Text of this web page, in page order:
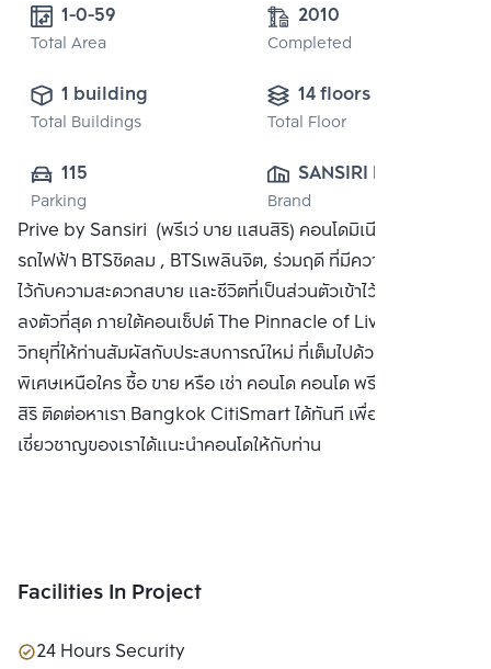
Total Area
2010
Completed
1 building
Total Buildings
14 floors
Total Floor
115
Parking
SANSIRI PUBLIC
CO., LTD.
Brand
Prive by Sansiri (พรีเว่ บาย แสนสิริ) คอนโดมิเนียมใกล้
รถไฟฟ้า BTSชิดลม , BTSเพลินจิต, ร่วมฤดี ที่มีความหรูหรา เข้า
ไว้กับความสะดวกสบาย และชีวิตที่เป็นส่วนตัวเข้าไว้ด้วยกันอย่าง
ลงตัวที่สุด ภายใต้คอนเซ็ปต์ The Pinnacle of Living บนถนน
วิทยุที่ให้ท่านสัมผัสกับประสบการณ์ใหม่ ที่เต็มไปด้วยคุณค่าที่
พิเศษเหนือใคร ซื้อ ขาย หรือ เช่า คอนโด คอนโด พรีเว่ บาย แสน
สิริ ติดต่อหาเรา Bangkok CitiSmart ได้ทันที เพื่อให้ผู้
เชี่ยวชาญของเราได้แนะนำคอนโดให้กับท่าน
Facilities In Project
24 Hours Security